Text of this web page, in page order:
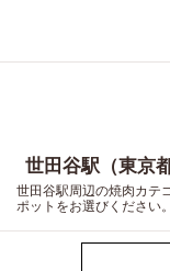
世田谷駅（東京
世田谷駅周辺の焼肉カテ
ポットをお選びください。